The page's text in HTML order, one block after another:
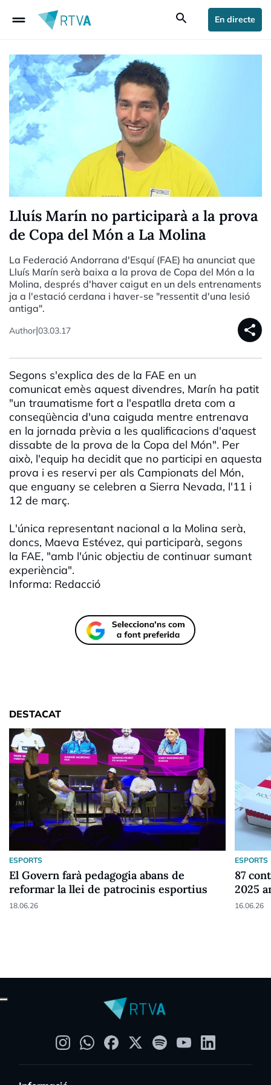
drag_handle search En directe
Lluís Marín no participarà a la prova
de Copa del Món a La Molina
La Federació Andorrana d'Esquí (FAE) ha anunciat que
Lluís Marín serà baixa a la prova de Copa del Món a la
Molina, després d'haver caigut en un dels entrenaments
ja a l'estació cerdana i haver-se "ressentit d'una lesió
antiga".
Author|03.03.17 share
Segons s'explica des de la FAE en un
comunicat emès aquest divendres, Marín ha patit
"un traumatisme fort a l'espatlla dreta com a
conseqüència d'una caiguda mentre entrenava
en la jornada prèvia a les qualificacions d'aquest
dissabte de la prova de la Copa del Món". Per
això, l'equip ha decidit que no participi en aquesta
prova i es reservi per als Campionats del Món,
que enguany se celebren a Sierra Nevada, l'11 i
12 de març.
L'única representant nacional a la Molina serà,
doncs, Maeva Estévez, qui participarà, segons
la FAE, "amb l'únic objectiu de continuar sumant
experiència".
Informa: Redacció
DESTACAT
ESPORTS
El Govern farà pedagogia abans de
reformar la llei de patrocinis esportius
18.06.26
ESPORTS
87
2025
16.06.26